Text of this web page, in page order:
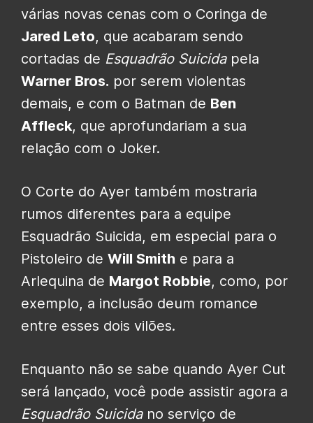
várias novas cenas com o Coringa de
Jared Leto, que acabaram sendo
cortadas de Esquadrão Suicidapela
Warner Bros. por serem violentas
demais, e com o Batman de Ben
Affleck, que aprofundariam a sua
relação com o Joker.
O Corte do Ayer também mostraria
rumos diferentes para a equipe
Esquadrão Suicida, em especial para o
Pistoleiro de Will Smith e para a
Arlequina de Margot Robbie, como, por
exemplo, a inclusão deum romance
entre esses dois vilões.
Enquanto não se sabe quando Ayer Cut
será lançado, você pode assistir agora a
Esquadrão Suicidano serviço de